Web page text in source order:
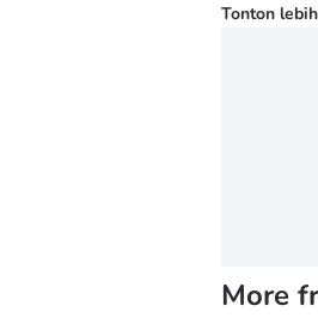
Tonton
More